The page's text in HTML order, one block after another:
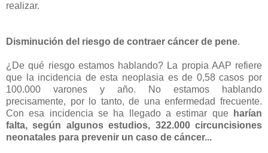
realizar.
Disminución del riesgo de contraer cáncer de pene.
¿De qué riesgo estamos hablando? La propia AAP refiere
que la incidencia de esta neoplasia es de 0,58 casos por
100.000 varones y año. No estamos hablando
precisamente, por lo tanto, de una enfermedad frecuente.
Con esa incidencia se ha llegado a estimar que
harían
falta, según algunos estudios, 322.000 circuncisiones
neonatales para prevenir un caso de cáncer...